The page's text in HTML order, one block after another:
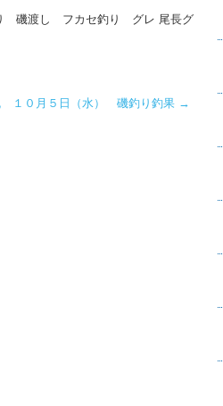
渡し フカセ釣り グレ 尾長グ
１０月５日（水） 磯釣り釣果 →